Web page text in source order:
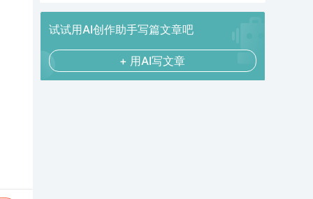
试试用AI创作助手写篇文章吧
+ 用AI写文章